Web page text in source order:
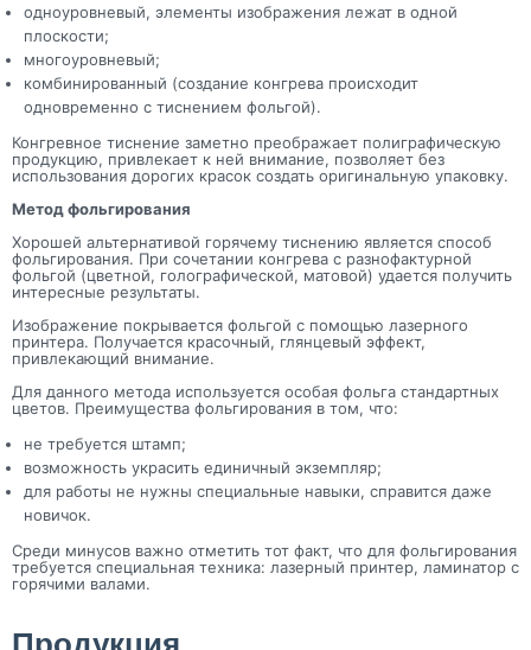
одноуровневый, элементы изображения лежат в одной
плоскости;
многоуровневый;
комбинированный (создание конгрева происходит
одновременно с тиснением фольгой).
Конгревное тиснение заметно преображает полиграфическую
продукцию, привлекает к ней внимание, позволяет без
использования дорогих красок создать оригинальную упаковку.
Метод фольгирования
Хорошей альтернативой горячему тиснению является способ
фольгирования. При сочетании конгрева с разнофактурной
фольгой (цветной, голографической, матовой) удается получить
интересные результаты.
Изображение покрывается фольгой с помощью лазерного
принтера. Получается красочный, глянцевый эффект,
привлекающий внимание.
Для данного метода используется особая фольга стандартных
цветов. Преимущества фольгирования в том, что:
не требуется штамп;
возможность украсить единичный экземпляр;
для работы не нужны специальные навыки, справится даже
новичок.
Среди минусов важно отметить тот факт, что для фольгирования
требуется специальная техника: лазерный принтер, ламинатор с
горячими валами.